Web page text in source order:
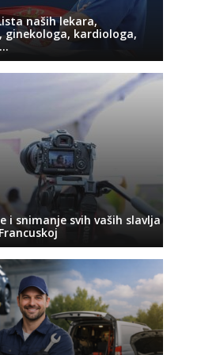
naših lekara,
ginekologa, kardiologa,
i snimanje svih vaših slavlja